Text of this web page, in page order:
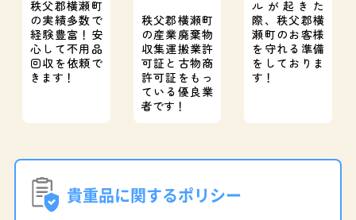
秩父郡横瀬町
の実績多数で
経験豊富！ 安
心して不用品
回収を依頼で
きます！
秩父郡横瀬町
の産業廃棄物
収集運搬業許
可証と 古物商
許可証をもっ
ている優良業
者です！
ルが起きた
際、秩父郡横
瀬町のお客様
を守れる準備
をしておりま
す！
貴重品に関するポリシー